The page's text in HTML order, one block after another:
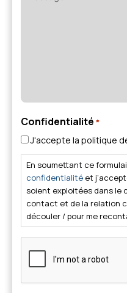
Confidentialité *
J'accepte la politique
En soumettant ce
confidentialité
soient exploitées dans le
contact et de la relation
découler / pour me
CAPTCHA